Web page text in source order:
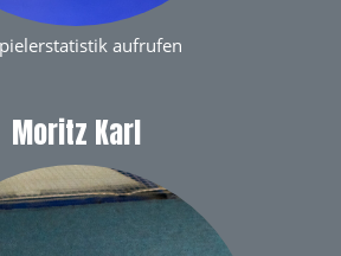
aufrufen
Moritz Karl